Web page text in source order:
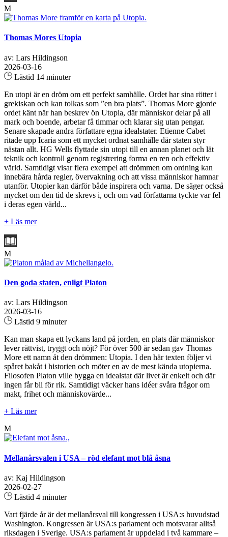
M
Thomas Mores Utopia
av: Lars Hildingson
2026-03-16
Lästid 14 minuter
En utopi är en dröm om ett perfekt samhälle. Ordet har sina rötter i
grekiskan och kan tolkas som ”en bra plats”. Thomas More gjorde
ordet känt när han beskrev ön Utopia, där människor delar på all
mark och boende, arbetar få timmar och klarar sig utan pengar.
Senare skapade andra författare egna idealstater. Etienne Cabet
ritade upp Icaria som ett mycket ordnat samhälle där staten styr
nästan allt. HG Wells flyttade sin utopi till en annan planet och lät
teknik och kontroll genom registrering forma en ren och effektiv
värld. Samtidigt visar flera exempel att drömmen om ordning kan
innebära hårda regler, övervakning och att vissa människor hamnar
utanför. Utopier kan därför både inspirera och varna. De säger också
mycket om den tid de skrevs i, och om vad författarna tyckte var fel
i deras egen värld...
+ Läs mer
M
Den goda staten, enligt Platon
av: Lars Hildingson
2026-03-16
Lästid 9 minuter
Kan man skapa ett lyckans land på jorden, en plats där människor
lever rättvist, tryggt och nöjt? För över 500 år sedan gav Thomas
More ett namn åt den drömmen: Utopia. I den här texten följer vi
spåret bakåt i historien och möter en av de mest kända utopierna.
Filosofen Platon ville bygga en idealstat där livet är enkelt och där
ingen får bli för rik. Samtidigt väcker hans idéer svåra frågor om
makt, frihet och människovärde...
+ Läs mer
M
Mellanårsvalen i USA – röd elefant mot blå åsna
av: Kaj Hildingson
2026-02-27
Lästid 4 minuter
Vart fjärde år är det mellanårsval till kongressen i USA:s huvudstad
Washington. Kongressen är USA:s parlament och motsvarar alltså
riksdagen i Sverige. USA:s parlament är uppdelad i två kammare –